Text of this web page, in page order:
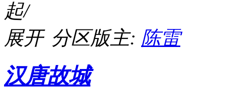
分区版主: 陈雷
汉唐故城